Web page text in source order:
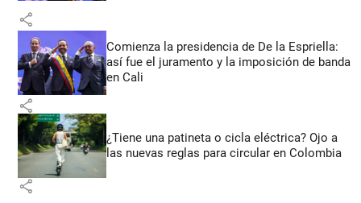
share
Comienza la presidencia de De la Espriella:
así fue el juramento y la imposición de banda
en Cali
share
¿Tiene una patineta o cicla eléctrica? Ojo a
las nuevas reglas para circular en Colombia
share